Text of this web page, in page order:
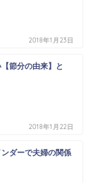
2018年1月23日
節分の由来】と
2018年1月22日
ンダーで夫婦の関係